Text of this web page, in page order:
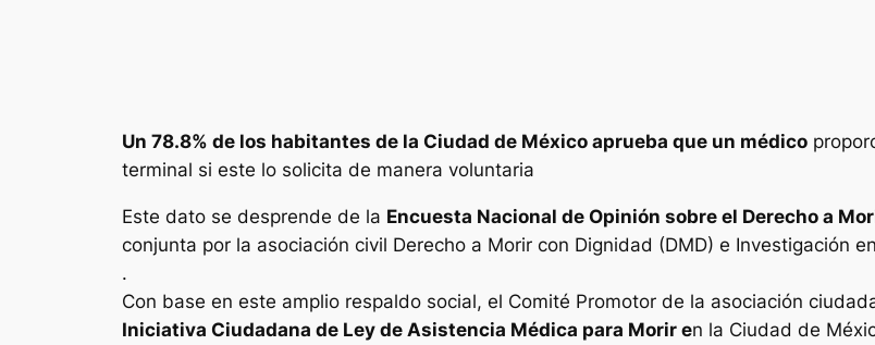
Un 78.8% de los habitantes de la Ciudad de México aprueba que un médico
terminal si este lo solicita de manera voluntaria
Este dato se desprende de la Encuesta Nacional de Opinión sobre el Derecho a
conjunta por la asociación civil Derecho a Morir con Dignidad (DMD) e Investigación
.
Con base en este amplio respaldo social, el Comité Promotor de la asociación
Iniciativa Ciudadana de Ley de Asistencia Médica para Morir en la Ciudad de